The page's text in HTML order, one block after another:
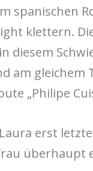
spanischen
klettern.
diesem
am gleichem
„Philipe
erst
überhaupt